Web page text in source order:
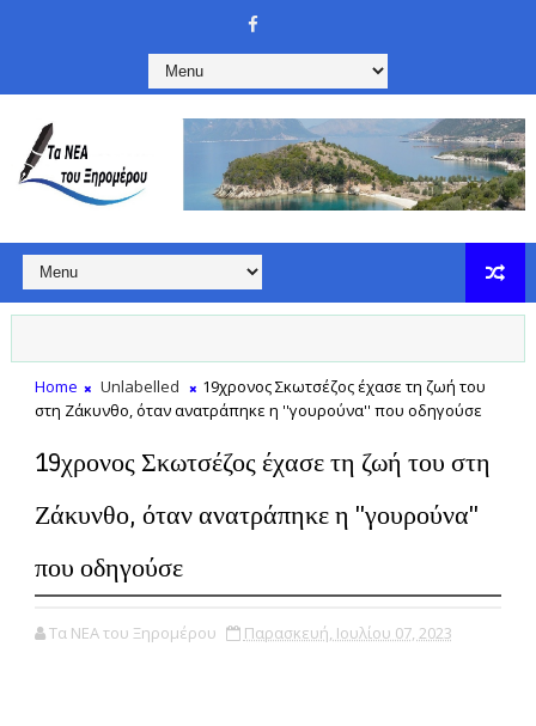
Home Unlabelled
19χρονος Σκωτσέζος έχασε τη ζωή του
στη Ζάκυνθο, όταν ανατράπηκε η ''γουρούνα'' που οδηγούσε
19χρονος Σκωτσέζος έχασε τη ζωή του στη
Ζάκυνθο, όταν ανατράπηκε η ''γουρούνα''
που οδηγούσε
Τα ΝΕΑ του Ξηρομέρου Παρασκευή, Ιουλίου 07, 2023